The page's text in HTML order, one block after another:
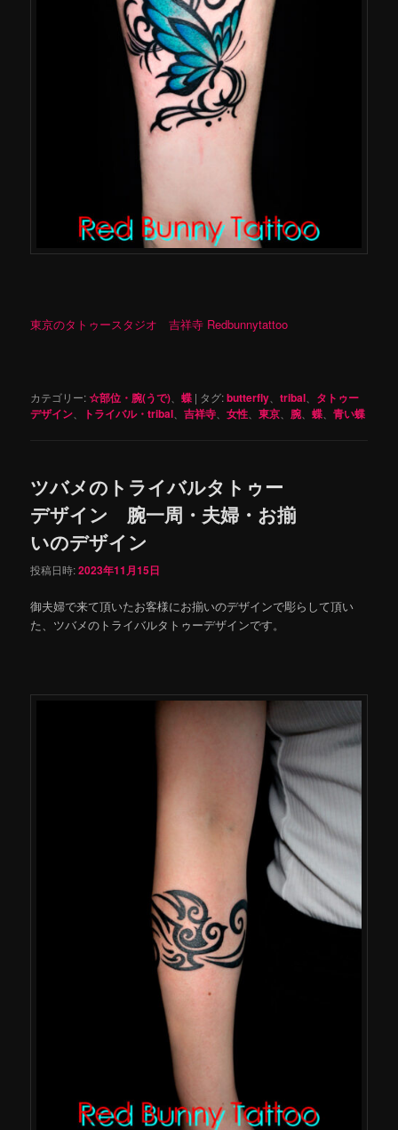
東京のタトゥースタジオ 吉祥寺 Redbunnytattoo
カテゴリー:☆部位・腕(うで) 、蝶 | タグ:butterfly 、tribal
タトゥー
デザイン
トライバル・tribal 、吉祥寺 、女性 、東京 腕 、蝶 、青い蝶
ツバメのトライバルタトゥー
デザイン 腕一周・夫婦・お揃
いのデザイン
投稿日時:2023年11月15日
御夫婦で来て頂いたお客様にお揃いのデザインで彫らして頂い
た、ツバメのトライバルタトゥーデザインです。